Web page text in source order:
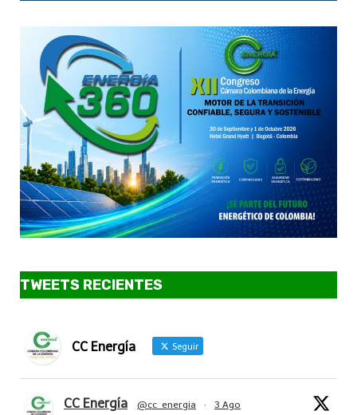
TWEETS RECIENTES
CC Energía Seguir
CC Energía @cc_energia · 3 Ago